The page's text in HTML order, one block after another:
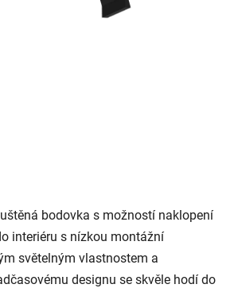
bodovka s možností naklopení
interiéru s nízkou montážní
světelným vlastnostem a
designu se skvěle hodí do